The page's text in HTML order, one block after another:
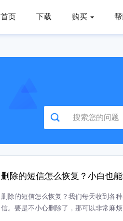
首页 下载 购买
删除的短信怎么恢复？小白也能
删除的短信怎么恢复？我们每天收到各
信。要是不小心删除了，那可以非常麻